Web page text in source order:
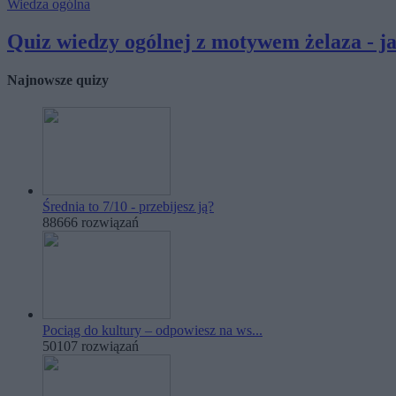
Wiedza ogólna
Quiz wiedzy ogólnej z motywem żelaza -
Najnowsze quizy
Średnia to 7/10 - przebijesz ją?
88666 rozwiązań
Pociąg do kultury – odpowiesz na ws...
50107 rozwiązań